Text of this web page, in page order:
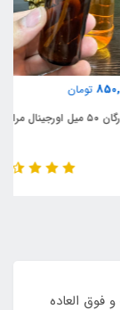
فوق العاده